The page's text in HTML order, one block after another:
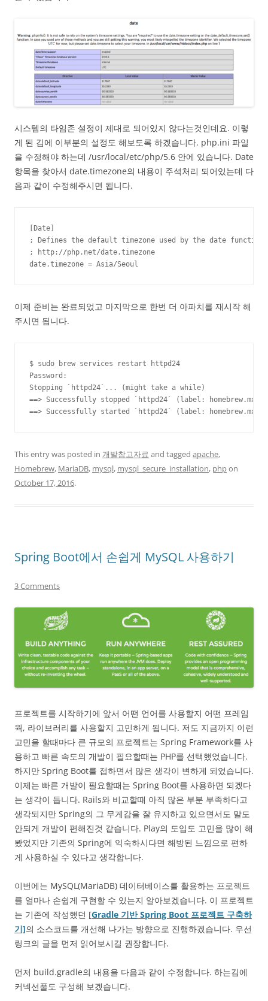
시스템의 타임존 설정이 제대로 되어있지 않다는것인데요. 이렇
게 된 김에 이부분의 설정도 해보도록 하겠습니다. php.ini 파일
을 수정해야 하는데 /usr/local/etc/php/5.6 안에 있습니다. Date
항목을 찾아서 date.timezone의 내용이 주석처리 되어있는데 다
음과 같이 수정해주시면 됩니다.
[Date]
; Defines the default timezone used by the date functions
; http://php.net/date.timezone
date.timezone = Asia/Seoul
이제 준비는 완료되었고 마지막으로 한번 더 아파치를 재시작 해
주시면 됩니다.
$ sudo brew services restart httpd24
Password:
Stopping `httpd24`... (might take a while)
==> Successfully stopped `httpd24` (label:
==> Successfully started `httpd24` (label:
This entry was posted in 개발참고자료 and tagged apache,
Homebrew, MariaDB, mysql, mysql_secure_installation, phpon
October 17, 2016.
Spring Boot에서 손쉽게 MySQL 사용하기
3 Comments
프로젝트를 시작하기에 앞서 어떤 언어를 사용할지 어떤 프레임
웍, 라이브러리를 사용할지 고민하게 됩니다. 저도 지금까지 이런
고민을 할때마다 큰 규모의 프로젝트는 Spring Framework를 사
용하고 빠른 속도의 개발이 필요할때는 PHP를 선택했었습니다.
하지만 Spring Boot를 접하면서 많은 생각이 변하게 되었습니다.
이제는 빠른 개발이 필요할때는 Spring Boot를 사용하면 되겠다
는 생각이 듭니다. Rails와 비교할때 아직 많은 부분 부족하다고
생각되지만 Spring의 그 무게감을 잘 유지하고 있으면서도 말도
안되게 개발이 편해진것 같습니다. Play의 도입도 고민을 많이 해
봤었지만 기존의 Spring에 익숙하시다면 해방된 느낌으로 편하
게 사용하실 수 있다고 생각합니다.
이번에는 MySQL(MariaDB) 데이터베이스를 활용하는 프로젝트
를 얼마나 손쉽게 구현할 수 있는지 알아보겠습니다. 이 프로젝트
는 기존에 작성했던 [Gradle 기반 Spring Boot 프로젝트 구축하
기]의 소스코드를 개선해 나가는 방향으로 진행하겠습니다. 우선
링크의 글을 먼저 읽어보시길 권장합니다.
먼저 build.gradle의 내용을 다음과 같이 수정합니다. 하는김에
커넥션풀도 구성해 보겠습니다.